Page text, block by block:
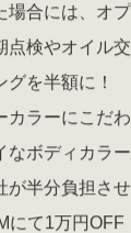
場合には、オ
検やオイル
を半額に！
ラーにこだ
なボディカラ
半分負担させ
て1万円OFF